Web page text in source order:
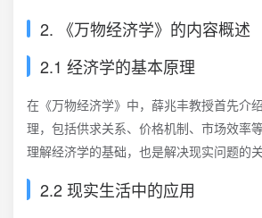
2. 《万物经济学》的内容概述
2.1 经济学的基本原理
在《万物经济学》中，薛兆丰教授首先介
理，包括供求关系、价格机制、市场效率
理解经济学的基础，也是解决现实问题的关
2.2 现实生活中的应用